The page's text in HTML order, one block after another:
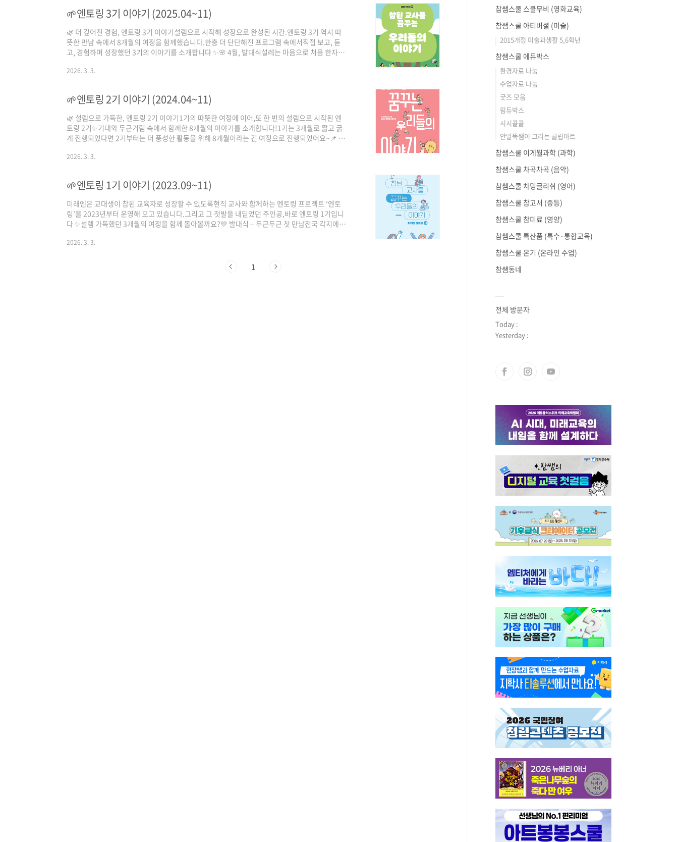
2026년 4월~12월 : 단체 & 조별 활동 (단체 5회, 조별 6회 ..
🌱엔토링 3기 이야기 (2025.04~11)
🌿 더 깊어진 경험, 엔토링 3기 이야기​설렘으로 시작해 성장으로 완성된 시간.엔토링 3기 역시 따
뜻한 만남 속에서 8개월의 여정을 함께했습니다.한층 더 단단해진 프로그램 속에서직접 보고, 듣
고, 경험하며 성장했던 3기의 이야기를 소개합니다 ✨🌸 4월, 발대식설레는 마음으로 처음 한자리
있는 첫 만남이었어요 💛👩‍🏫 7월, 멘토 선생님 수업 참관멘토 선생님의 실제 수업을 직접 참관하
의 판단을 가까이에서 지켜볼 수 있었던 소중한 시간👍엔토리들은 멘토 선생님의 수업 참관 시간
을 매우매우 좋아했답니다!🤖 8월, ..
2026. 3. 3.
🌱엔토링 2기 이야기 (2024.04~11)
🌿 설렘으로 가득한, 엔토링 2기 이야기​1기의 따뜻한 여정에 이어,또 한 번의 설렘으로 시작된 엔
토링 2기✨기대와 두근거림 속에서 함께한 8개월의 이야기를 소개합니다!​1기는 3개월로 짧고 굵
게 진행되었다면 2기부터는 더 풍성한 활동을 위해 8개월이라는 긴 여정으로 진행되었어요~📌 4
함께할 동료가 된 소중한 시간이었습니다 💛​🎉 6월 29일, 참쌤스쿨 콘텐츠 축제참쌤스쿨에서 주
로서 한 걸음 더 성장하는 하루였어요 😊🤖 8월 10일, 에듀플러스위크 미래교육박람회코엑스에서
열린 미래교육박람회!미래엔 부스에 방..
2026. 3. 3.
🌱엔토링 1기 이야기 (2023.09~11)
미래엔은 교대생이 참된 교육자로 성장할 수 있도록현직 교사와 함께하는 멘토링 프로젝트 ‘엔토
링’을 2023년부터 운영해 오고 있습니다.​그리고 그 첫발을 내딛었던 주인공,바로 엔토링 1기입니
다 ✨​설렘 가득했던 3개월의 여정을 함께 돌아볼까요?💛 발대식 – 두근두근 첫 만남​전국 각지에서
😊엔토링의 첫 페이지가 이렇게 시작되었습니다.[엔토링 1기 발대식] 다함께 찰칵!💙 코엑스 에듀
접 체험했어요 💻미래 교실을 먼저 만나본 특별한 하루!​[엔토링 1기 에듀테크 박람회] 미래엔 부스
2026. 3. 3.
1
참쌤스쿨 스쿨무비 (영화교육)
참쌤스쿨 아티버셜 (미술)
2015개정 미술과생활 5,6학년
참쌤스쿨 에듀박스
환경자료 나눔
수업자료 나눔
굿즈 모음
림듀박스
시시콜콜
안말뚝쌤이 그리는 클립아트
참쌤스쿨 이게뭘과학 (과학)
참쌤스쿨 차곡차곡 (음악)
참쌤스쿨 차밍글리쉬 (영어)
참쌤스쿨 참고서 (중등)
참쌤스쿨 참미료 (영양)
참쌤스쿨 특산품 (특수·통합교육)
참쌤스쿨 온기 (온라인 수업)
참쌤동네
전체 방문자
Today :
Yesterday :